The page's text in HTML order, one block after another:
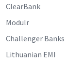
ClearBank
Modulr
Challenger Banks
Lithuanian EMI